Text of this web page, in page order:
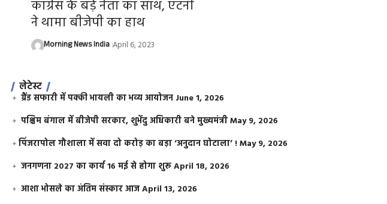
कांग्रेस के बड़े नेता का साथ, एंटनी
ने थामा बीजेपी का हाथ
Morning News India April 6, 2023
लेटेस्ट
ग्रैंड सफारी में पक्की भायली का भव्य आयोजन June 1, 2026
पश्चिम बंगाल में बीजेपी सरकार, शुभेंदु अधिकारी बने मुख्यमंत्रीMay 9, 2026
​पिंजरापोल गौशाला में सवा दो करोड़ का बड़ा ‘अनुदान घोटाला’ !May 9, 2026
जनगणना 2027 का कार्य 16 मई से होगा शुरूApril 18, 2026
आशा भोसले का अंतिम संस्कार आजApril 13, 2026